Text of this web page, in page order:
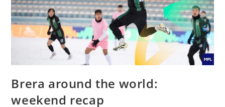
Brera around the world:
weekend recap